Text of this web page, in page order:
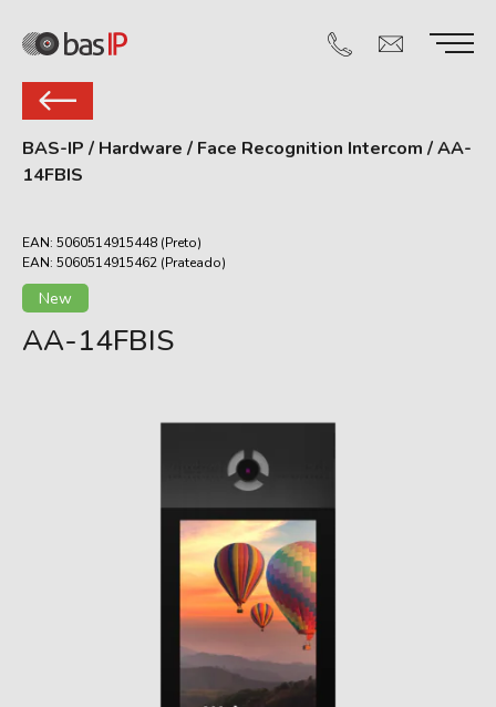
BAS-IP / Hardware / Face Recognition Intercom /AA-
14FBIS
EAN: 5060514915448 (Preto)
EAN: 5060514915462 (Prateado)
New
AA-14FBIS